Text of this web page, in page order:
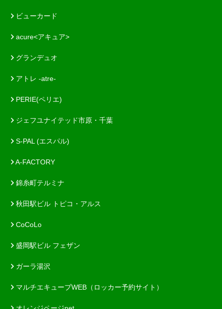
ビューカード
acure<アキュア>
グランデュオ
アトレ -atre-
PERIE(ペリエ)
ジェフユナイテッド市原・千葉
S-PAL (エスパル)
A-FACTORY
錦糸町テルミナ
秋田駅ビル トピコ・アルス
CoCoLo
盛岡駅ビル フェザン
ガーラ湯沢
マルチエキューブWEB（ロッカー予約サイト）